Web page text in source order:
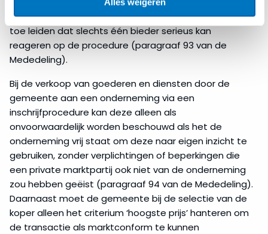
opzet of omstandigheden van de procedure er niet
toe leiden dat slechts één bieder serieus kan
reageren op de procedure (paragraaf 93 van de
Mededeling).
Bij de verkoop van goederen en diensten door de
gemeente aan een onderneming via een
inschrijfprocedure kan deze alleen als
onvoorwaardelijk worden beschouwd als het de
onderneming vrij staat om deze naar eigen inzicht te
gebruiken, zonder verplichtingen of beperkingen die
een private marktpartij ook niet van de onderneming
zou hebben geëist (paragraaf 94 van de Mededeling).
Daarnaast moet de gemeente bij de selectie van de
koper alleen het criterium ‘hoogste prijs’ hanteren om
de transactie als marktconform te kunnen